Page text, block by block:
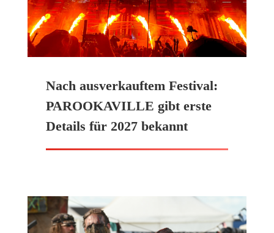
Nach ausverkauftem Festival:
PAROOKAVILLE gibt erste
Details für 2027 bekannt